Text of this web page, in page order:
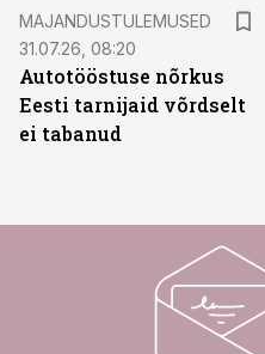
MAJANDUSTULEMUSED
31.07.26, 08:20
Autotööstuse nõrkus
Eesti tarnijaid võrdselt
ei tabanud